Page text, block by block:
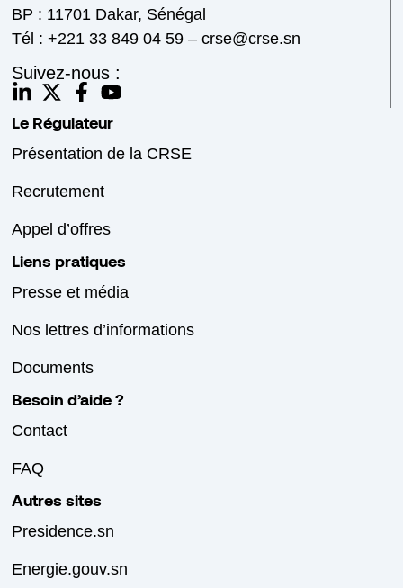
BP : 11701 Dakar, Sénégal
Tél : +221 33 849 04 59 – crse@crse.sn
Suivez-nous :
Le Régulateur
Présentation de la CRSE
Recrutement
Appel d’offres
Liens pratiques
Presse et média
Nos lettres d’informations
Documents
Besoin d’aide ?
Contact
FAQ
Autres sites
Presidence.sn
Energie.gouv.sn